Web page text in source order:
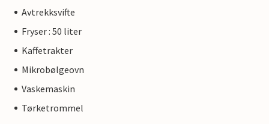
Avtrekksvifte
Fryser : 50 liter
Kaffetrakter
Mikrobølgeovn
Vaskemaskin
Tørketrommel